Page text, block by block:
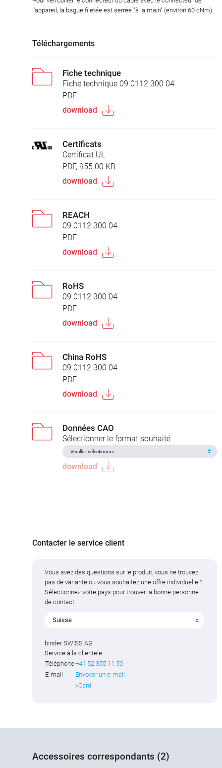
l'appareil, la bague filetée est serrée "à la main" (environ 60 cNm).
Téléchargements
Fiche technique
Fiche technique 09 0112 300 04
PDF
download
Certificats
Certificat UL
PDF, 955.00 KB
download
REACH
09 0112 300 04
PDF
download
RoHS
09 0112 300 04
PDF
download
China RoHS
09 0112 300 04
PDF
download
Données CAO
Sélectionner le format souhaité
download
Contacter le service client
Vous avez des questions sur le produit, vous ne trouvez
pas de variante ou vous souhaitez une offre individuelle ?
Sélectionnez votre pays pour trouver la bonne personne
de contact.
Suisse
binder SWISS AG
Service à la clientele
Téléphone+41 52 355 11 50
E-mail
Envoyer un e-mail
vCard
Accessoires correspondants (2)